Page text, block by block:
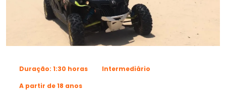
Duração: 1:30 horas
Intermediário
A partir de 18 anos